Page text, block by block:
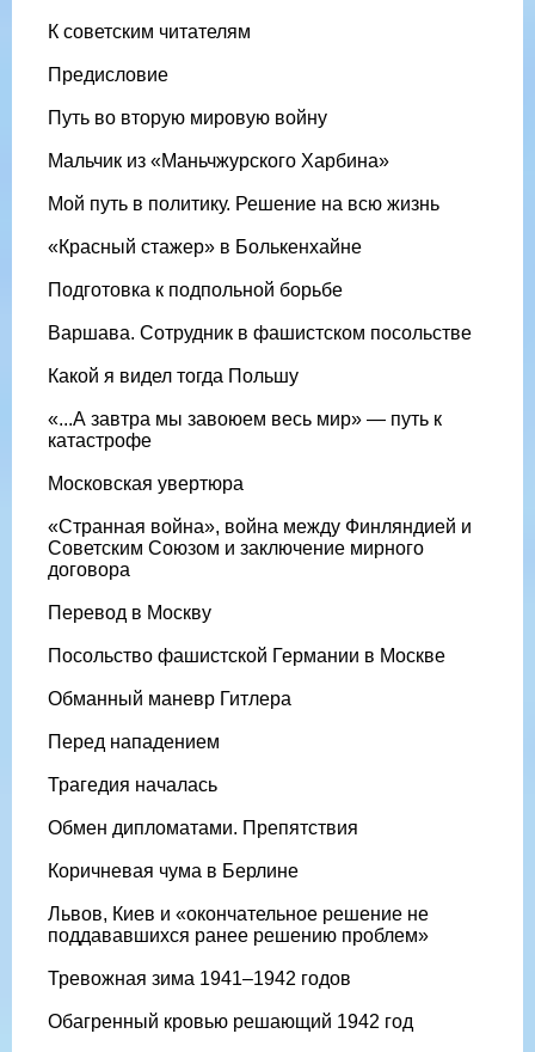
К советским читателям
Предисловие
Путь во вторую мировую войну
Мальчик из «Маньчжурского Харбина»
Мой путь в политику. Решение на всю жизнь
«Красный стажер» в Болькенхайне
Подготовка к подпольной борьбе
Варшава. Сотрудник в фашистском посольстве
Какой я видел тогда Польшу
«...А завтра мы завоюем весь мир» — путь к
катастрофе
Московская увертюра
«Странная война», война между Финляндией и
Советским Союзом и заключение мирного
договора
Перевод в Москву
Посольство фашистской Германии в Москве
Обманный маневр Гитлера
Перед нападением
Трагедия началась
Обмен дипломатами. Препятствия
Коричневая чума в Берлине
Львов, Киев и «окончательное решение не
поддававшихся ранее решению проблем»
Тревожная зима 1941–1942 годов
Обагренный кровью решающий 1942 год